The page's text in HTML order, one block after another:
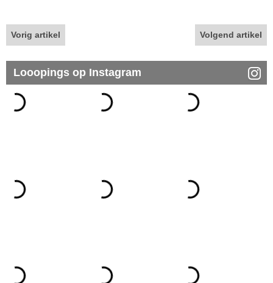
Vorig artikel Volgend artikel
Looopings op Instagram